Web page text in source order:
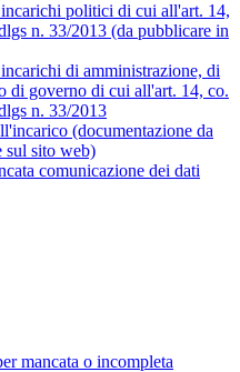
politici di cui all'art. 14,
n. 33/2013 (da pubblicare in
di amministrazione, di
di governo di cui all'art. 14, co.
n. 33/2013
(documentazione da
sul sito web)
comunicazione dei dati
mancata o incompleta